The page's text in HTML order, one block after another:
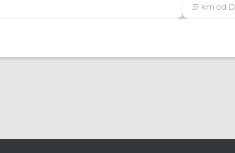
31 km od